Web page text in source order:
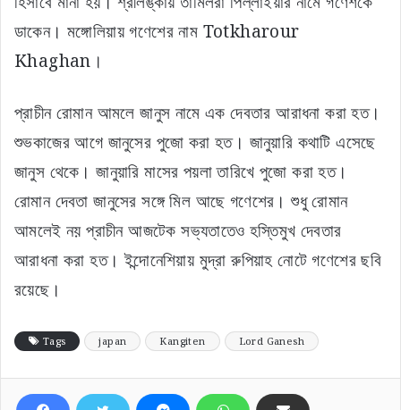
ডাকেন। মঙ্গোলিয়ায় গণেশের নাম Totkharour
Khaghan।
প্রাচীন রোমান আমলে জানুস নামে এক দেবতার আরাধনা করা হত।
শুভকাজের আগে জানুসের পুজো করা হত। জানুয়ারি কথাটি এসেছে
জানুস থেকে। জানুয়ারি মাসের পয়লা তারিখে পুজো করা হত।
রোমান দেবতা জানুসের সঙ্গে মিল আছে গণেশের। শুধু রোমান
আমলেই নয় প্রাচীন আজটেক সভ্যতাতেও হস্তিমুখ দেবতার
আরাধনা করা হত। ইন্দোনেশিয়ায় মুদ্রা রুপিয়াহ নোটে গণেশের ছবি
রয়েছে।
Tags japan Kangiten Lord Ganesh